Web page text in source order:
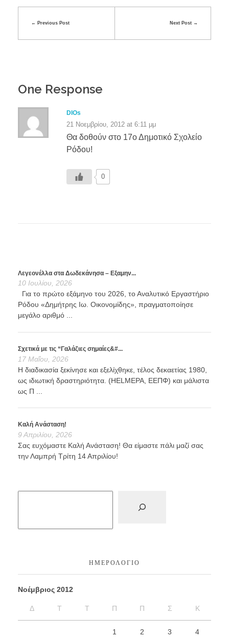
Previous Post Next Post
One Response
DIOs
21 Νοεμβρίου, 2012 at 6:11 μμ
Θα δοθούν στο 17ο Δημοτικό Σχολείο
Ρόδου!
0
Λεγεονέλλα στα Δωδεκάνησα – Εξαμην...
10 Ιουλίου, 2026
Για το πρώτο εξάμηνο του 2026, το Αναλυτικό Εργαστήριο
Ρόδου «Δημήτρης Ιω. Οικονομίδης», πραγματοποίησε
μεγάλο αριθμό ...
Σχετικά με τις “Γαλάζιες σημαίες&#...
17 Μαΐου, 2026
Η διαδικασία ξεκίνησε και εξελίχθηκε, τέλος δεκαετίας 1980,
ως ιδιωτική δραστηριότητα. (HELMEPA, ΕΕΠΦ) και μάλιστα
ως Π ...
Καλή Ανάσταση!
9 Απριλίου, 2026
Σας ευχόμαστε Καλή Ανάσταση! Θα είμαστε πάλι μαζί σας
την Λαμπρή Τρίτη 14 Απριλίου!
ΗΜΕΡΟΛΌΓΙΟ
Νοέμβριος 2012
Δ Τ Τ Π Π Σ Κ
1 2 3 4